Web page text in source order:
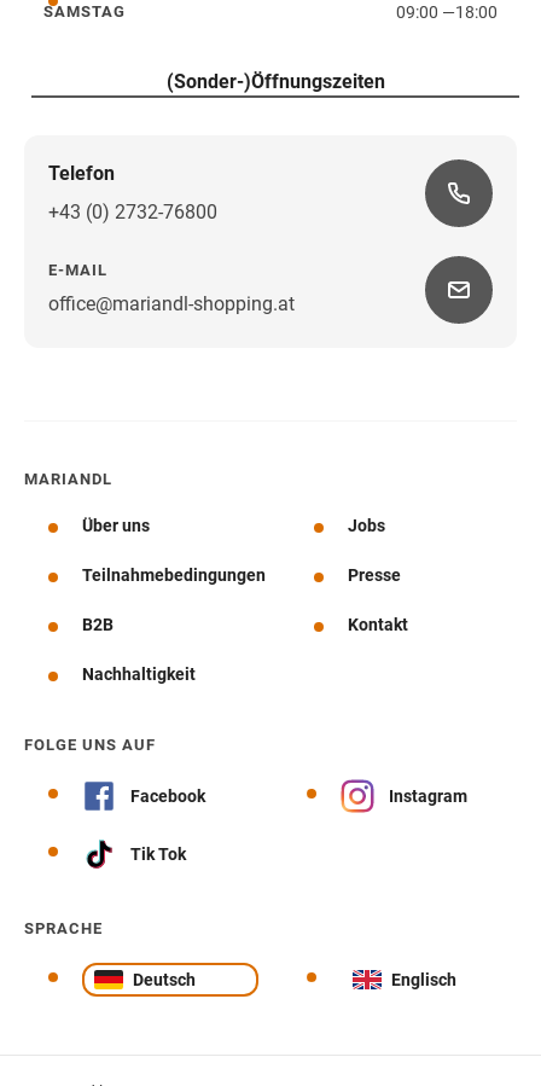
Samstag
SAMSTAG 09:00 —18:00
(Sonder-)Öffnungszeiten
Telefon
+43 (0) 2732-76800
E-MAIL
office@mariandl-shopping.at
Wegbeschreibung
MARIANDL
Über uns Jobs
Teilnahmebedingungen Presse
B2B Kontakt
Nachhaltigkeit
FOLGE UNS AUF
Facebook Instagram
Tik Tok
SPRACHE
Deutsch Englisch